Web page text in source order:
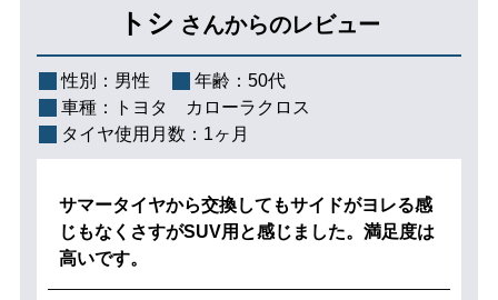
トシ さんからのレビュー
性別： 男性 年齢： 50代
車種：
トヨタ カローラクロス
タイヤ使用月数： 1ヶ月
サマータイヤから交換してもサイドがヨレる感
じもなくさすがSUV用と感じました。満足度は
高いです。